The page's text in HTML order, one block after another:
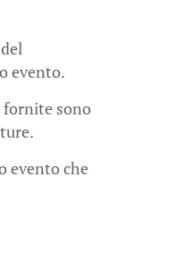
evento.
fornite sono
evento che